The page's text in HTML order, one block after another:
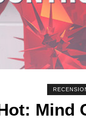
Mind